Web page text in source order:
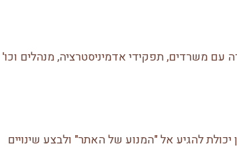
עם משרדים, תפקידי אדמיניסטרציה, מנהלים וכו'
להגיע אל "המנוע של האתר" ולבצע שינויים